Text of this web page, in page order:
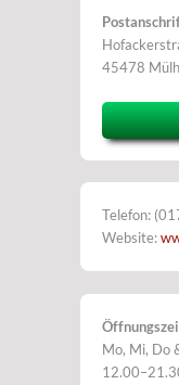
45478
Telefon:
Website:
Mo, Mi, Do